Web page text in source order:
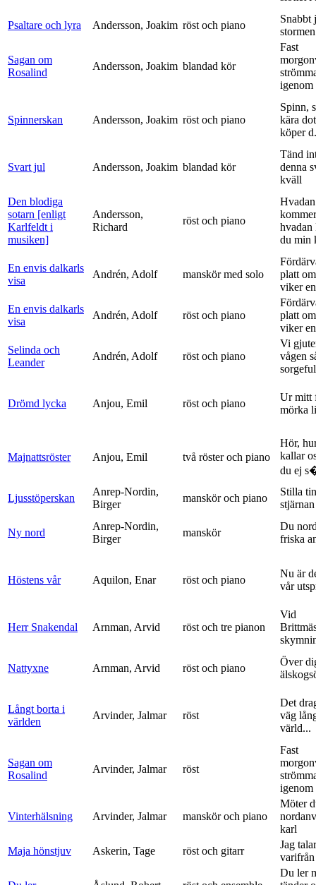
Psaltare och lyra Andersson, Joakim röst och piano
Snabbt
Sagan om
Rosalind
Andersson, Joakim blandad kör
Fast
igenom
Spinnerskan Andersson, Joakim röst och piano
Spinn,
kära
köper
Svart jul Andersson, Joakim blandad kör
Tänd
denna
kväll
Den blodiga
sotarn [enligt
Karlfeldt i
musiken]
Andersson,
Richard
röst och piano
Hvadan
hvadan
du min
En envis dalkarls
visa
Andrén, Adolf manskör med solo
platt
viker
En envis dalkarls
visa
Andrén, Adolf röst och piano
platt
viker
Selinda och
Leander
Andrén, Adolf röst och piano
Vi
vågen
Drömd lycka Anjou, Emil röst och piano
Ur mitt
mörka
Majnattsröster Anjou, Emil två röster och piano
Hör,
kallar
du ej
Ljusstöperskan
Anrep-Nordin,
Birger
manskör och piano
Stilla
stjärnan
Ny nord
Anrep-Nordin,
Birger
manskör
Du
friska
Höstens vår Aquilon, Enar röst och piano
Nu är
vår
Herr Snakendal Arnman, Arvid röst och tre pianon
Vid
Nattyxne Arnman, Arvid röst och piano
Över
Långt borta i
världen
Arvinder, Jalmar röst
Det
väg
värld...
Sagan om
Rosalind
Arvinder, Jalmar röst
Fast
igenom
Vinterhälsning Arvinder, Jalmar manskör och piano
Möter
karl
Maja hönstjuv
Askerin, Tage röst och gitarr
Jag
Du ler